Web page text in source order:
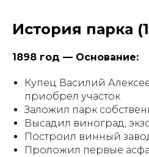
История парка
1898 год — Основание:
Купец Василий
приобрел участок
Заложил парк
Высадил виноград,
Построил винный
Проложил первые